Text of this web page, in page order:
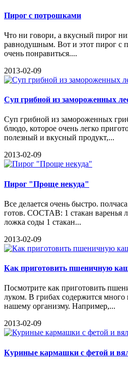
Пирог с потрошками
Что ни говори, а вкусный пирог
равнодушным. Вот и этот пирог с
очень понравиться....
2013-02-09
Суп грибной из замороженных
Суп грибной из замороженных
блюдо, которое очень легко
полезный и вкусный продукт,...
2013-02-09
Пирог "Проще некуда"
Все делается очень быстро.
готов. СОСТАВ: 1 стакан варенья
ложка соды 1 стакан...
2013-02-09
Как приготовить пшеничную
Посмотрите как приготовить
луком. В грибах содержится
нашему организму. Например,...
2013-02-09
Куриные кармашки с фетой и